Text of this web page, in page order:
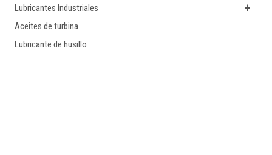
+
Lubricantes Industriales
Aceites de turbina
Lubricante de husillo